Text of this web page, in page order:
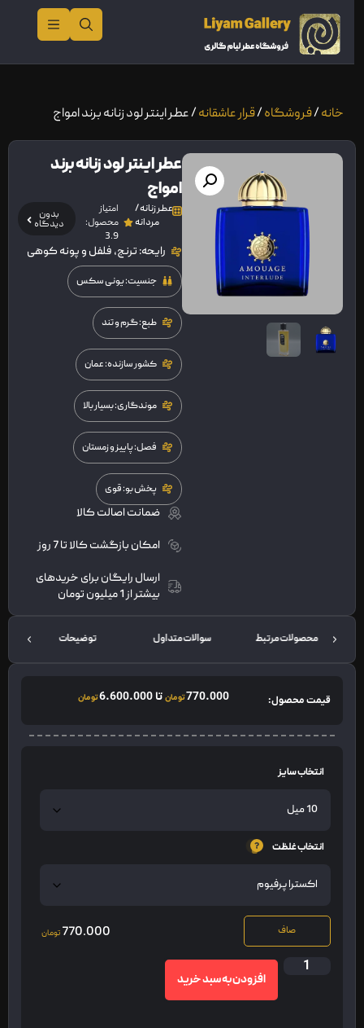
خانه/فروشگاه/قرار عاشقانه/ عطر اینتر لود زنانه برند امواج
عطر اینتر لود زنانه برند
امواج
عطر زنانه /
مردانه
امتیاز
محصول:
3.9
بدون
دیدگاه
رایحه: ترنج، فلفل و پونه کوهی
جنسیت: یونی سکس
طبع: گرم و تند
کشور سازنده: عمان
موندگاری: بسیار بالا
فصل: پاییز و زمستان
پخش بو: قوی
ضمانت اصالت کالا
امکان بازگشت کالا تا 7 روز
ارسال رایگان برای خریدهای
بیشتر از 1 میلیون تومان
محصولات مرتبط سوالات متداول توضیحات
قیمت محصول: 770.000تومانتا6.600.000تومان
انتخاب سایز
انتخاب غلظت
صاف 770.000 تومان
افزودن به سبد خرید